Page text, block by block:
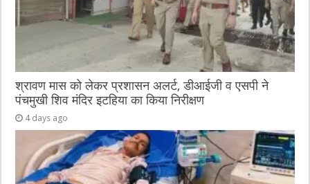
श्रावण मास को लेकर प्रशासन अलर्ट, डीआईजी व एसपी ने
पंचमुखी शिव मंदिर इटहिया का किया निरीक्षण
4 days ago